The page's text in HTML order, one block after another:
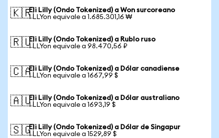
🇰🇷Eli Lilly (Ondo Tokenized) a Won surcoreano
1 LLYon equivale a 1.685.301,16 ₩
🇷🇺Eli Lilly (Ondo Tokenized) a Rublo ruso
1 LLYon equivale a 98.470,56 ₽
🇨🇦Eli Lilly (Ondo Tokenized) a Dólar canadiense
1 LLYon equivale a 1667,99 $
🇦🇺Eli Lilly (Ondo Tokenized) a Dólar australiano
1 LLYon equivale a 1693,19 $
🇸🇬Eli Lilly (Ondo Tokenized) a Dólar de Singapur
1 LLYon equivale a 1529,89 $